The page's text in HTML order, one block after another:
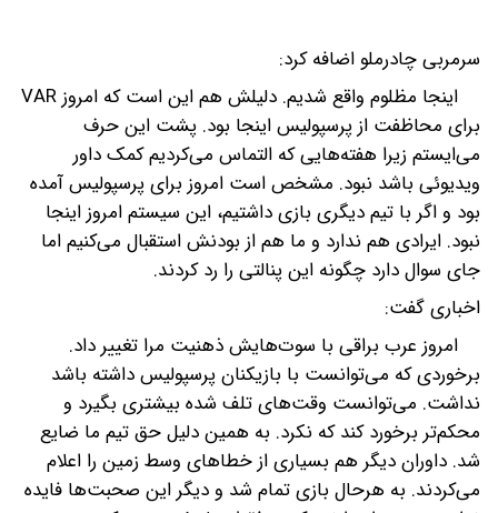
سرمربی چادرملو اضافه کرد:
اینجا مظلوم واقع شدیم. دلیلش هم این است که امروز VAR
برای محاظفت از پرسپولیس اینجا بود. پشت این حرف
می‌ایستم زیرا هفته‌هایی که التماس می‌کردیم کمک داور
ویدیوئی باشد نبود. مشخص است امروز برای پرسپولیس آمده
بود و اگر با تیم دیگری بازی داشتیم، این سیستم امروز اینجا
نبود. ایرادی هم ندارد و ما هم از بودنش استقبال می‌کنیم اما
جای سوال دارد چگونه این پنالتی را رد کردند.
اخباری گفت:
امروز عرب براقی با سوت‌هایش ذهنیت مرا تغییر داد.
برخوردی که می‌توانست با بازیکنان پرسپولیس داشته باشد
نداشت. می‌توانست وقت‌های تلف شده بیشتری بگیرد و
محکم‌تر برخورد کند که نکرد. به همین دلیل حق تیم ما ضایع
شد. داوران دیگر هم بسیاری از خطاهای وسط زمین را اعلام
می‌کردند. به هرحال بازی تمام شد و دیگر این صحبت‌ها فایده